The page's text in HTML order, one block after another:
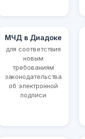
МЧД в Диадоке
для соответствия
новым
требованиям
законодательства
об электронной
подписи